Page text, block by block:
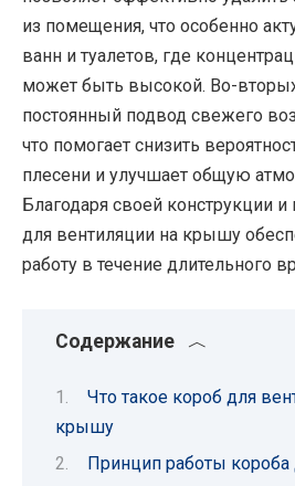
из помещения, что особенно
ванн и туалетов, где
может быть высокой. Во-
постоянный подвод свежего
что помогает снизить
плесени и улучшает общую
Благодаря своей конструкции
для вентиляции на крышу
работу в течение длительного
Содержание
Что такое короб для
крышу
Принцип работы короба